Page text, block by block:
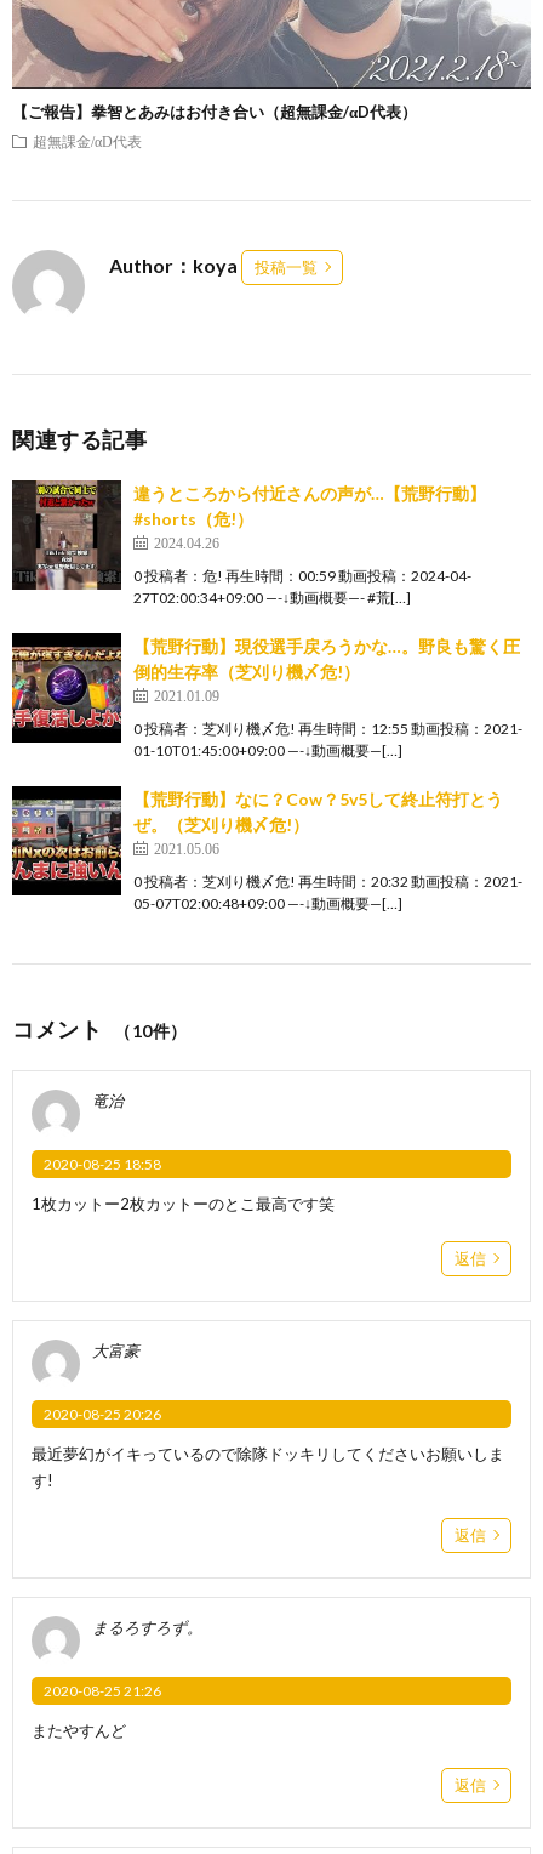
【ご報告】拳智とあみはお付き合い（超無課金/αD代表）
超無課金/αD代表
Author：koya 投稿一覧
関連する記事
違うところから付近さんの声が…【荒野行動】
#shorts（危!）
2024.04.26
0 投稿者：危! 再生時間：00:59 動画投稿：2024-04-
27T02:00:34+09:00 —-↓動画概要—- #荒[…]
【荒野行動】現役選手戻ろうかな…。野良も驚く圧
倒的生存率（芝刈り機〆危!）
2021.01.09
0 投稿者：芝刈り機〆危! 再生時間：12:55 動画投稿：2021-
01-10T01:45:00+09:00 —-↓動画概要—[…]
【荒野行動】なに？Cow？5v5して終止符打とう
ぜ。（芝刈り機〆危!）
2021.05.06
0 投稿者：芝刈り機〆危! 再生時間：20:32 動画投稿：2021-
05-07T02:00:48+09:00 —-↓動画概要—[…]
コメント （10件）
竜治
2020-08-25 18:58
1枚カットー2枚カットーのとこ最高です笑
返信
大富豪
2020-08-25 20:26
最近夢幻がイキっているので除隊ドッキリしてくださいお願いしま
す!
返信
まるろすろず。
2020-08-25 21:26
またやすんど
返信